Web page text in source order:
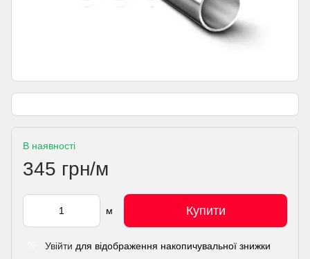
В наявності
345 грн/м
м Купити
Увійти для відображення накопичувальної знижки